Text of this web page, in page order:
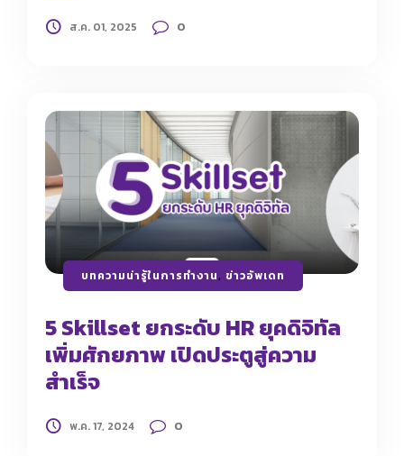
ส.ค. 01, 2025 0
บทความน่ารู้ในการทำงาน, ข่าวอัพเดท
5 Skillset ยกระดับ HR ยุคดิจิทัล
เพิ่มศักยภาพ เปิดประตูสู่ความ
สำเร็จ
พ.ค. 17, 2024 0